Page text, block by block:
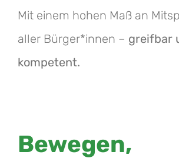
Mit einem hohen Maß an
aller Bürger*innen – greifbar
kompetent.
Bewegen,